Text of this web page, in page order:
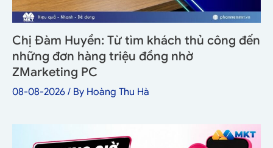
Chị Đàm Huyền: Từ tìm khách thủ công đến
những đơn hàng triệu đồng nhờ
ZMarketing PC
08-08-2026 / By Hoàng Thu Hà